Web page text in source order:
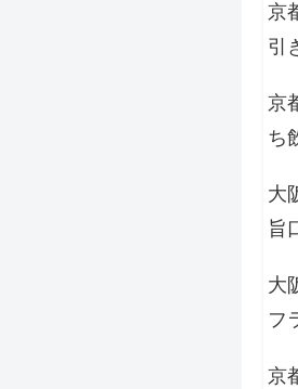
京
引
京
ち
大
旨
大
フ
京